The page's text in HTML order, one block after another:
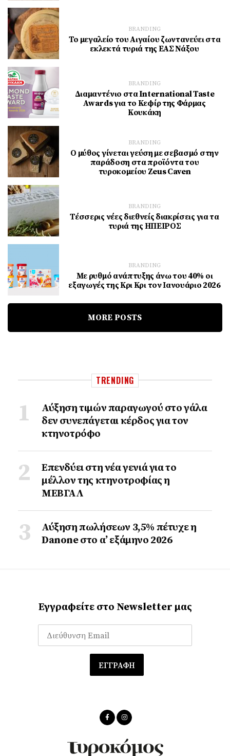
BRANDING
Το μεγαλείο του Αιγαίου ζωντανεύει στα
εκλεκτά τυριά της ΕΑΣ Νάξου
BRANDING
Διαμαντένιο στα International Taste
Awards για το Κεφίρ της Φάρμας
Κουκάκη
BRANDING
Ο μύθος γίνεται γεύση με σεβασμό στην
παράδοση στα προϊόντα του
τυροκομείου Zeus Caven
BRANDING
Τέσσερις νέες διεθνείς διακρίσεις για τα
τυριά της ΗΠΕΙΡΟΣ
BRANDING
Με ρυθμό ανάπτυξης άνω του 40% οι
εξαγωγές της Κρι Κρι τον Ιανουάριο 2026
MORE POSTS
TRENDING
Αύξηση τιμών παραγωγού στο γάλα
δεν συνεπάγεται κέρδος για τον
κτηνοτρόφο
Επενδύει στη νέα γενιά για το
μέλλον της κτηνοτροφίας η
ΜΕΒΓΑΛ
Αύξηση πωλήσεων 3,5% πέτυχε η
Danone στο α’ εξάμηνο 2026
Εγγραφείτε στο Newsletter μας